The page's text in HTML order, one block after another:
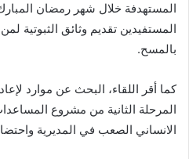
المستهدفة خلال شهر رمضان
المستفيدين تقديم وثائق
بالمسح.
كما أقر اللقاء، البحث عن موارد
المرحلة الثانية من مشروع
الانساني الصعب في المديرية